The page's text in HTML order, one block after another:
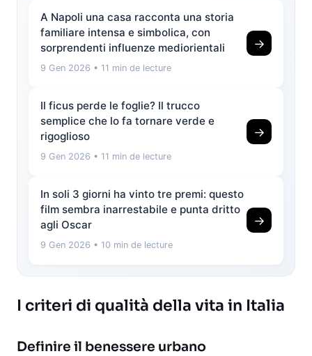
A Napoli una casa racconta una storia
familiare intensa e simbolica, con
sorprendenti influenze mediorientali
9 Gen 2026 • 11 min de lecture
→
Il ficus perde le foglie? Il trucco
semplice che lo fa tornare verde e
rigoglioso
9 Gen 2026 • 11 min de lecture
→
In soli 3 giorni ha vinto tre premi: questo
film sembra inarrestabile e punta dritto
agli Oscar
9 Gen 2026 • 10 min de lecture
→
I criteri di qualità della vita in Italia
Definire il benessere urbano